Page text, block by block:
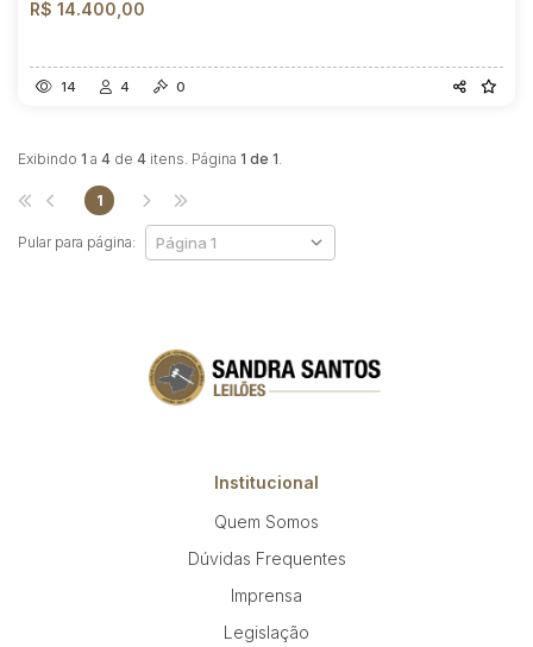
R$ 14.400,00
14 4 0
Exibindo 1 a 4 de 4 itens. Página 1 de 1.
Pular para página:
1
Institucional
Quem Somos
Dúvidas Frequentes
Imprensa
Legislação